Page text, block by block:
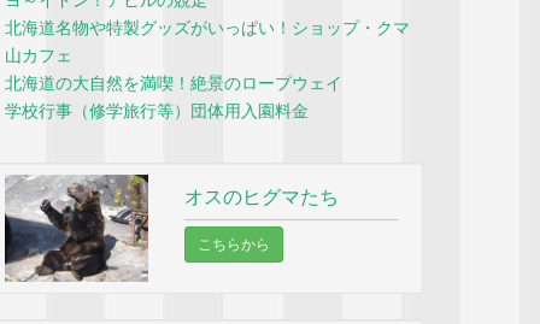
北海道名物や特製グッズがいっぱい！ショップ・クマ
山カフェ
北海道の大自然を満喫！絶景のロープウェイ
学校行事（修学旅行等）団体用入園料金
オスのヒグマたち
こちらから